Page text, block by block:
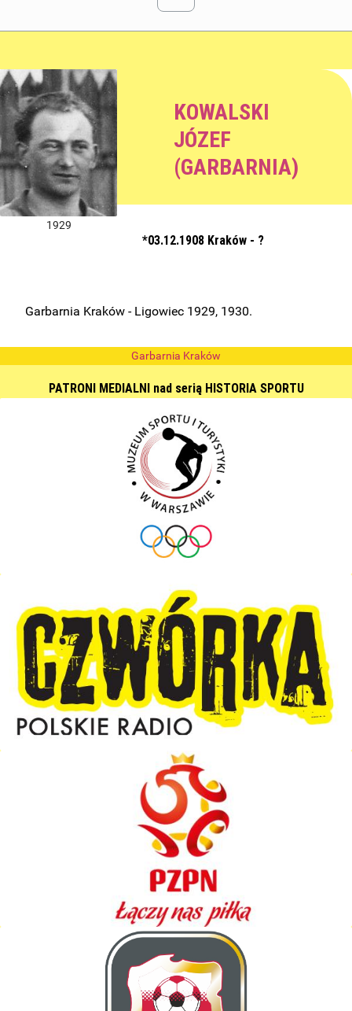
1929
KOWALSKI
JÓZEF
(GARBARNIA)
*03.12.1908 Kraków - ?
Garbarnia Kraków - Ligowiec 1929, 1930.
Garbarnia Kraków
PATRONI MEDIALNI nad serią HISTORIA SPORTU